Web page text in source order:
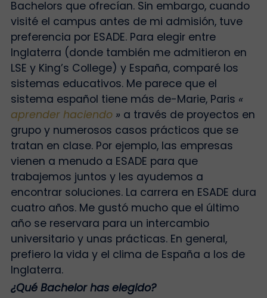
Bachelors que ofrecían. Sin embargo, cuando
visité el campus antes de mi admisión, tuve
preferencia por ESADE. Para elegir entre
Inglaterra (donde también me admitieron en
LSE y King’s College) y España, comparé los
sistemas educativos. Me parece que el
sistema español tiene más de-Marie, Paris «
aprender haciendo» a través de proyectos en
grupo y numerosos casos prácticos que se
tratan en clase. Por ejemplo, las empresas
vienen a menudo a ESADE para que
trabajemos juntos y les ayudemos a
encontrar soluciones. La carrera en ESADE dura
cuatro años. Me gustó mucho que el último
año se reservara para un intercambio
universitario y unas prácticas. En general,
prefiero la vida y el clima de España a los de
Inglaterra.
¿Qué Bachelor has elegido?